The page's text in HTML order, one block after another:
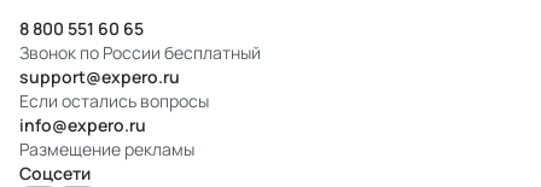
8 800 551 60 65
Звонок по России бесплатный
support@expero.ru
Если остались вопросы
info@expero.ru
Размещение рекламы
Соцсети